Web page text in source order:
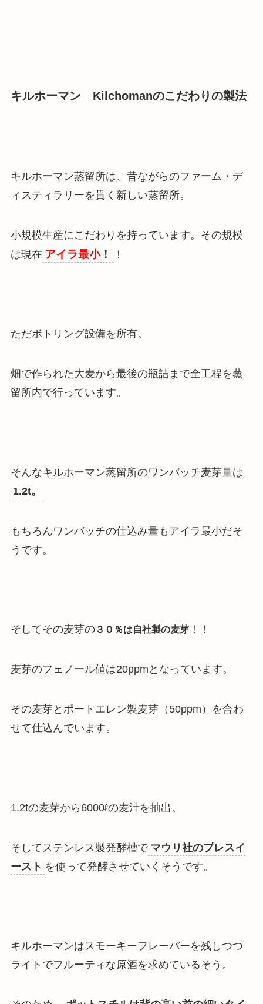
キルホーマン Kilchomanのこだわりの製法
キルホーマン蒸留所は、昔ながらのファーム・デ
ィスティラリーを貫く新しい蒸留所。
小規模生産にこだわりを持っています。その規模
は現在 アイラ最小！ ！
ただボトリング設備を所有。
畑で作られた大麦から最後の瓶詰まで全工程を蒸
留所内で行っています。
そんなキルホーマン蒸留所のワンバッチ麦芽量は
1.2t。
もちろんワンバッチの仕込み量もアイラ最小だそ
うです。
そしてその麦芽の３０％は自社製の麦芽！！
麦芽のフェノール値は20ppmとなっています。
その麦芽とポートエレン製麦芽（50ppm）を合わ
せて仕込んでいます。
1.2tの麦芽から6000ℓの麦汁を抽出。
そしてステンレス製発酵槽で マウリ社のプレスイ
ースト を使って発酵させていくそうです。
キルホーマンはスモーキーフレーバーを残しつつ
ライトでフルーティな原酒を求めているそう 。